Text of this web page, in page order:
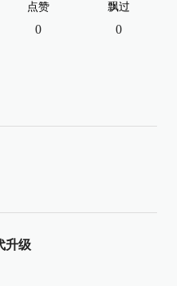
点赞
0
飘过
0
升级